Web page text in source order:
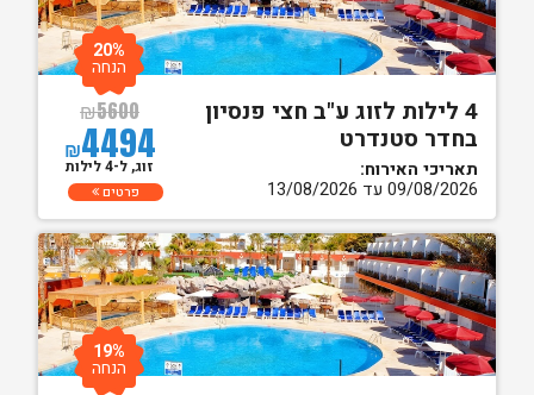
4 לילות לזוג ע"ב חצי פנסיון
בחדר סטנדרט
תאריכי האירוח:
09/08/2026 עד 13/08/2026
₪5600
₪4494
20%
הנחה
זוג, ל-4 לילות
פרטים
19%
הנחה